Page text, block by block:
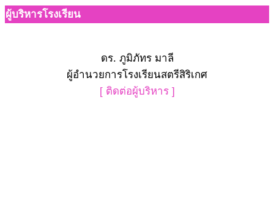
ผู้บริหารโรงเรียน
ดร. ภูมิภัทร มาลี
ผู้อำนวยการโรงเรียนสตรีสิริเกศ
[ ติดต่อผู้บริหาร ]